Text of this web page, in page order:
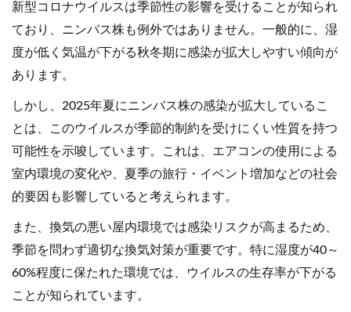
新型コロナウイルスは季節性の影響を受けることが知られ
ており、ニンバス株も例外ではありません。一般的に、湿
度が低く気温が下がる秋冬期に感染が拡大しやすい傾向が
あります。
しかし、2025年夏にニンバス株の感染が拡大しているこ
とは、このウイルスが季節的制約を受けにくい性質を持つ
可能性を示唆しています。これは、エアコンの使用による
室内環境の変化や、夏季の旅行・イベント増加などの社会
的要因も影響していると考えられます。
また、換気の悪い屋内環境では感染リスクが高まるため、
季節を問わず適切な換気対策が重要です。特に湿度が40～
60%程度に保たれた環境では、ウイルスの生存率が下がる
ことが知られています。